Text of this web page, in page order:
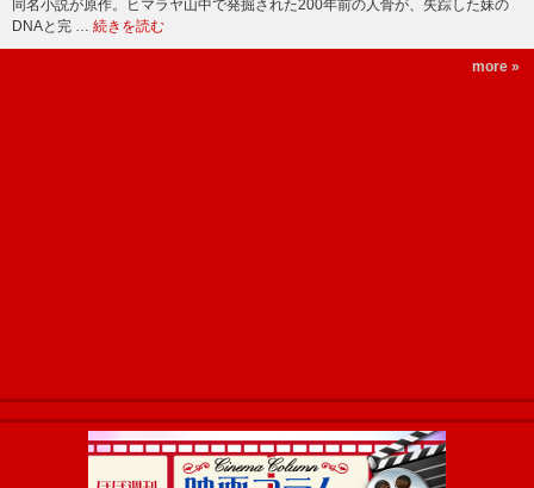
同名小説が原作。ヒマラヤ山中で発掘された200年前の人骨が、失踪した妹の
DNAと完 … 続きを読む
more »